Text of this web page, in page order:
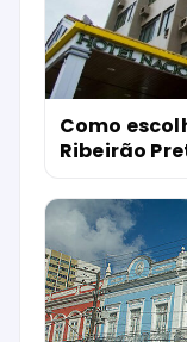
Como
Ribeirão